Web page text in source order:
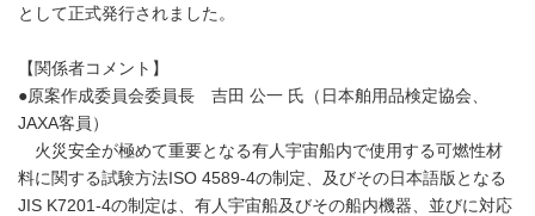
として正式発行されました。
【関係者コメント】
●原案作成委員会委員長 吉田 公一 氏（日本舶用品検定協会、
JAXA客員）
火災安全が極めて重要となる有人宇宙船内で使用する可燃性材
料に関する試験方法ISO 4589-4の制定、及びその日本語版となる
JIS K7201-4の制定は、有人宇宙船及びその船内機器、並びに対応